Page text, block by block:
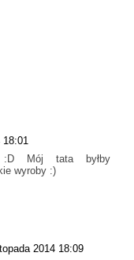
:D Mój tata byłby
wyroby :)
2014 18:09